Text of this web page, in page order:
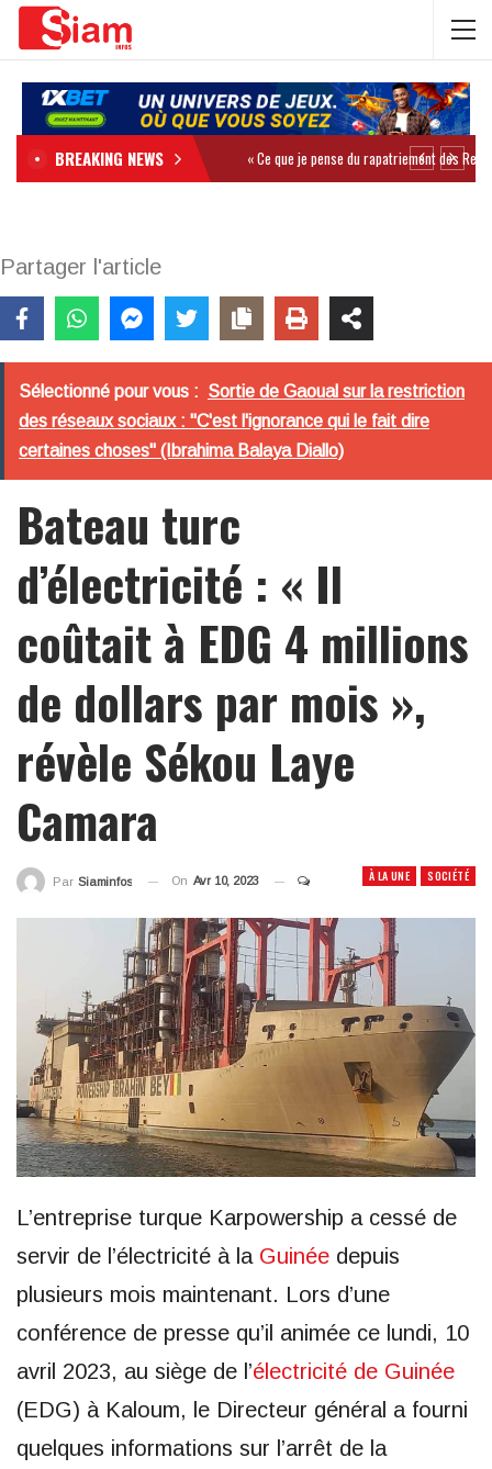
BREAKING NEWS
Partager l'article
Sélectionné pour vous : Sortie de Gaoual sur la restriction
des réseaux sociaux : "C'est l'ignorance qui le fait dire
certaines choses" (Ibrahima Balaya Diallo)
Bateau turc
d’électricité : « Il
coûtait à EDG 4 millions
de dollars par mois »,
révèle Sékou Laye
Camara
À LA UNE SOCIÉTÉ
Par Siaminfos On Avr 10, 2023
L’entreprise turque Karpowership a cessé de
servir de l’électricité à la Guinée depuis
plusieurs mois maintenant. Lors d’une
conférence de presse qu’il animée ce lundi, 10
avril 2023, au siège de l’électricité de Guinée
(EDG) à Kaloum, le Directeur général a fourni
quelques informations sur l’arrêt de la